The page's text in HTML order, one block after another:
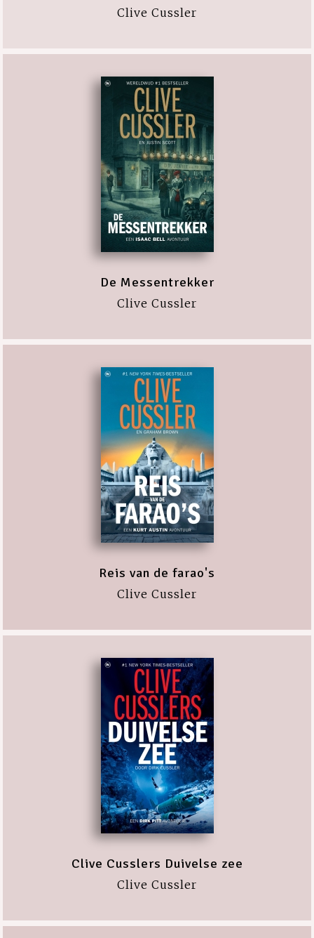
Clive Cussler
De Messentrekker
Clive Cussler
Reis van de farao's
Clive Cussler
Clive Cusslers Duivelse zee
Clive Cussler